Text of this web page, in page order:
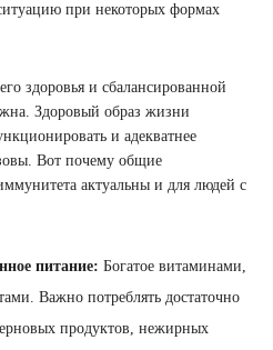
при некоторых формах
здоровья и сбалансированной
Здоровый образ жизни
и адекватнее
Вот почему общие
актуальны и для людей с
питание: Богатое витаминами,
Важно потреблять достаточно
продуктов, нежирных